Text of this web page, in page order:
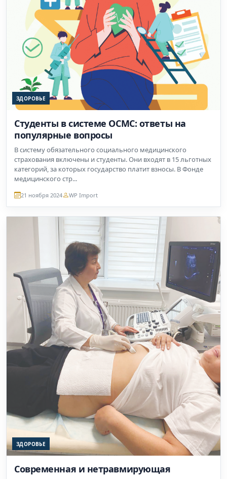
ЗДОРОВЬЕ
Студенты в системе ОСМС: ответы на
популярные вопросы
В систему обязательного социального медицинского
страхования включены и студенты. Они входят в 15 льготных
категорий, за которых государство платит взносы. В Фонде
медицинского стр...
21 ноября 2024 WP Import
ЗДОРОВЬЕ
Современная и нетравмирующая